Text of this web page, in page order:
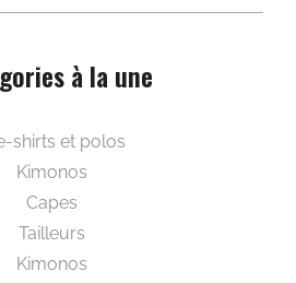
à la une
shirts et polos
Kimonos
Capes
Tailleurs
Kimonos